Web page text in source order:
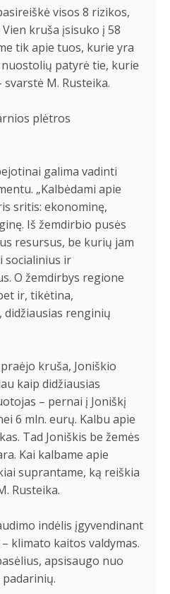
visos 8 rizikos,
kruša įsisuko į 58
tik apie tuos, kurie yra
patyrė tie, kurie
svarstė M. Rusteika.
plėtros
galima vadinti
„Kalbėdami apie
sritis: ekonominę,
Iš žemdirbio pusės
resursus, be kurių jam
socialinius ir
O žemdirbys regione
ir, tikėtina,
didžiausias renginių
kruša, Joniškio
kaip didžiausias
– pernai į Joniškį
6 mln. eurų. Kalbu apie
Tad Joniškis be žemės
Kai kalbame apie
suprantame, ką reiškia
Rusteika.
indėlis įgyvendinant
klimato kaitos valdymas.
apsisaugo nuo